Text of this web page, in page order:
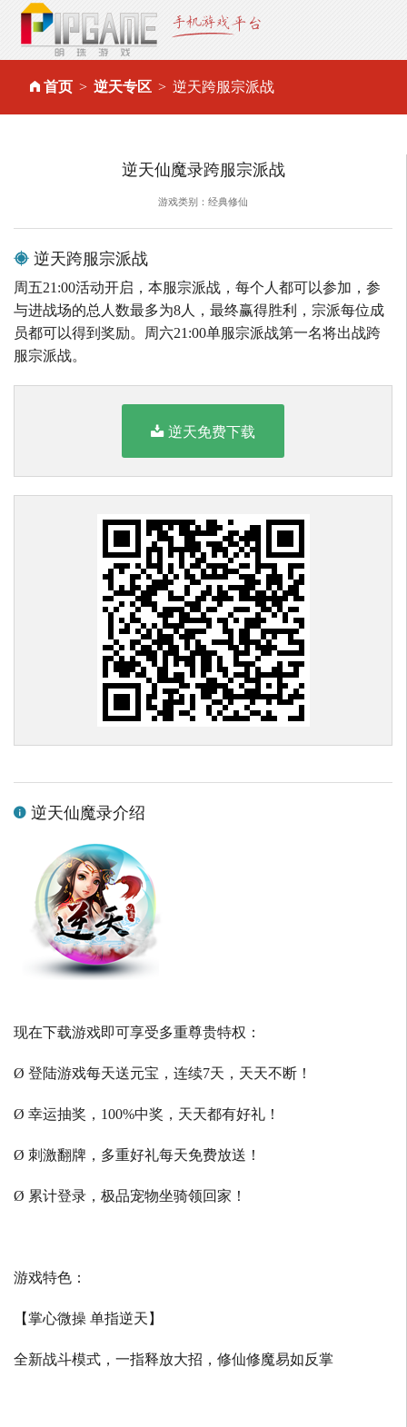
首页 逆天专区 逆天跨服宗派战
逆天仙魔录跨服宗派战
游戏类别：经典修仙
逆天跨服宗派战
周五21:00活动开启，本服宗派战，每个人都可以参加，参
与进战场的总人数最多为8人，最终赢得胜利，宗派每位成
员都可以得到奖励。周六21:00单服宗派战第一名将出战跨
服宗派战。
逆天免费下载
逆天仙魔录介绍
现在下载游戏即可享受多重尊贵特权：
Ø 登陆游戏每天送元宝，连续7天，天天不断！
Ø 幸运抽奖，100%中奖，天天都有好礼！
Ø 刺激翻牌，多重好礼每天免费放送！
Ø 累计登录，极品宠物坐骑领回家！
游戏特色：
【掌心微操 单指逆天】
全新战斗模式，一指释放大招，修仙修魔易如反掌